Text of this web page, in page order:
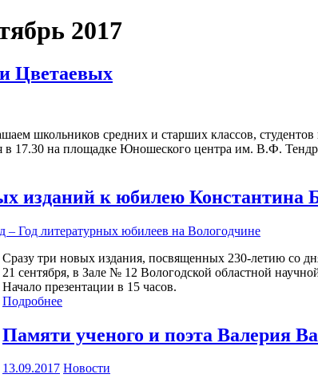
2017
Цветаевых
школьников средних и старших классов,
в 17.30 на площадке Юношеского центра им. В.Ф.
изданий к юбилею Константина
– Год литературных юбилеев на Вологодчине
Сразу три новых издания, посвященных 230-летию со
21 сентября, в Зале № 12 Вологодской областной
Начало презентации в 15 часов.
Подробнее
Памяти ученого и поэта Валерия
13.09.2017 Новости